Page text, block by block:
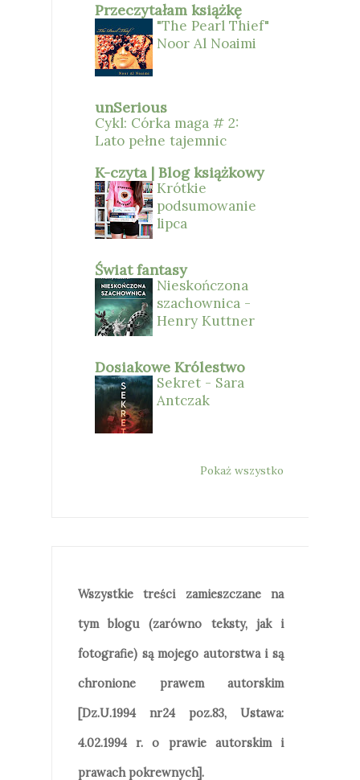
Przeczytałam książkę
"The Pearl Thief"
Noor Al Noaimi
unSerious
Cykl: Córka maga # 2:
Lato pełne tajemnic
K-czyta | Blog książkowy
Krótkie
podsumowanie
lipca
Świat fantasy
Nieskończona
szachownica -
Henry Kuttner
Dosiakowe Królestwo
Sekret - Sara
Antczak
Pokaż wszystko
Wszystkie treści zamieszczane na
tym blogu (zarówno teksty, jak i
fotografie) są mojego autorstwa i są
chronione prawem autorskim
[Dz.U.1994 nr24 poz.83, Ustawa:
4.02.1994 r. o prawie autorskim i
prawach pokrewnych].